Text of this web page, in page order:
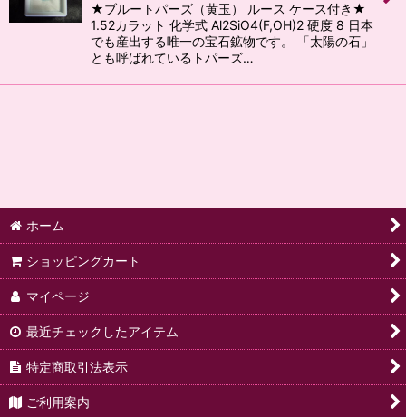
★ブルートパーズ（黄玉） ルース ケース付き★
1.52カラット 化学式 Al2SiO4(F,OH)2 硬度 8 日本
でも産出する唯一の宝石鉱物です。 「太陽の石」
とも呼ばれているトパーズ…
ホーム
ショッピングカート
マイページ
最近チェックしたアイテム
特定商取引法表示
ご利用案内